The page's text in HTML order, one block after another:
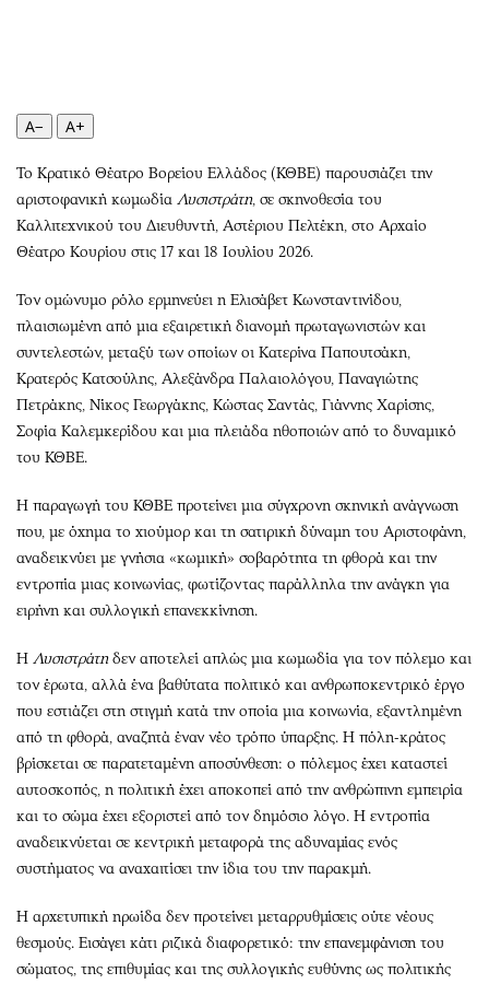
Μουσική
Εικαστικά
Βιβλίο
Χειρόγραφα
Προσφορές
Προσωπικότητες στην ''Κ''
Επιστολές
A− A+
Το Κρατικό Θέατρο Βορείου Ελλάδος (ΚΘΒΕ) παρουσιάζει την
αριστοφανική κωμωδία Λυσιστράτη, σε σκηνοθεσία του
Καλλιτεχνικού του Διευθυντή, Αστέριου Πελτέκη, στο Αρχαίο
Θέατρο Κουρίου στις 17 και 18 Ιουλίου 2026.
Τον ομώνυμο ρόλο ερμηνεύει η Ελισάβετ Κωνσταντινίδου,
πλαισιωμένη από μια εξαιρετική διανομή πρωταγωνιστών και
συντελεστών, μεταξύ των οποίων οι Κατερίνα Παπουτσάκη,
Κρατερός Κατσούλης, Αλεξάνδρα Παλαιολόγου, Παναγιώτης
Πετράκης, Νίκος Γεωργάκης, Κώστας Σαντάς, Γιάννης Χαρίσης,
Σοφία Καλεμκερίδου και μια πλειάδα ηθοποιών από το δυναμικό
του ΚΘΒΕ.
Η παραγωγή του ΚΘΒΕ προτείνει μια σύγχρονη σκηνική ανάγνωση
που, με όχημα το χιούμορ και τη σατιρική δύναμη του Αριστοφάνη,
αναδεικνύει με γνήσια «κωμική» σοβαρότητα τη φθορά και την
εντροπία μιας κοινωνίας, φωτίζοντας παράλληλα την ανάγκη για
ειρήνη και συλλογική επανεκκίνηση.
Η Λυσιστράτηδεν αποτελεί απλώς μια κωμωδία για τον πόλεμο και
τον έρωτα, αλλά ένα βαθύτατα πολιτικό και ανθρωποκεντρικό έργο
που εστιάζει στη στιγμή κατά την οποία μια κοινωνία, εξαντλημένη
από τη φθορά, αναζητά έναν νέο τρόπο ύπαρξης. Η πόλη-κράτος
βρίσκεται σε παρατεταμένη αποσύνθεση: ο πόλεμος έχει καταστεί
αυτοσκοπός, η πολιτική έχει αποκοπεί από την ανθρώπινη εμπειρία
και το σώμα έχει εξοριστεί από τον δημόσιο λόγο. Η εντροπία
αναδεικνύεται σε κεντρική μεταφορά της αδυναμίας ενός
συστήματος να αναχαιτίσει την ίδια του την παρακμή.
Η αρχετυπική ηρωίδα δεν προτείνει μεταρρυθμίσεις ούτε νέους
θεσμούς. Εισάγει κάτι ριζικά διαφορετικό: την επανεμφάνιση του
σώματος, της επιθυμίας και της συλλογικής ευθύνης ως πολιτικής